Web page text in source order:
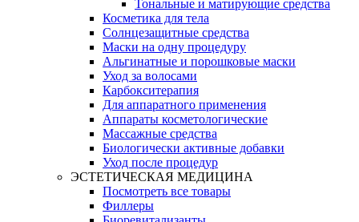
Тональные и матирующие средства
Косметика для тела
Солнцезащитные средства
Маски на одну процедуру
Альгинатные и порошковые маски
Уход за волосами
Карбокситерапия
Для аппаратного применения
Аппараты косметологические
Массажные средства
Биологически активные добавки
Уход после процедур
ЭСТЕТИЧЕСКАЯ МЕДИЦИНА
Посмотреть все товары
Филлеры